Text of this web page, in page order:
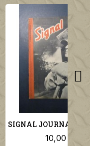
10,00 €